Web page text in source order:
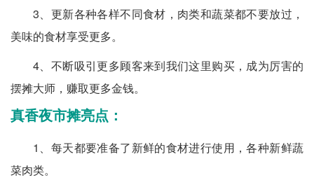
3、更新各种各样不同食材，肉类和蔬菜都不要放过，
美味的食材享受更多。
4、不断吸引更多顾客来到我们这里购买，成为厉害的
摆摊大师，赚取更多金钱。
真香夜市摊亮点：
1、每天都要准备了新鲜的食材进行使用，各种新鲜蔬
菜肉类。